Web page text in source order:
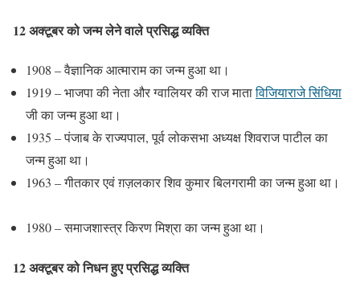
12 अक्टूबर को जन्म लेने वाले प्रसिद्ध व्यक्ति
1908 – वैज्ञानिक आत्माराम का जन्म हुआ था।
1919 – भाजपा की नेता और ग्वालियर की राज माताविजियाराजे सिंधिया
जी का जन्म हुआ था।
1935 – पंजाब के राज्यपाल, पूर्व लोकसभा अध्यक्ष शिवराज पाटील का
जन्म हुआ था।
1963 – गीतकार एवं ग़ज़लकार शिव कुमार बिलगरामी का जन्म हुआ था।
1980 – समाजशास्त्र किरण मिश्रा का जन्म हुआ था।
12 अक्टूबर को निधन हुए प्रसिद्ध व्यक्ति